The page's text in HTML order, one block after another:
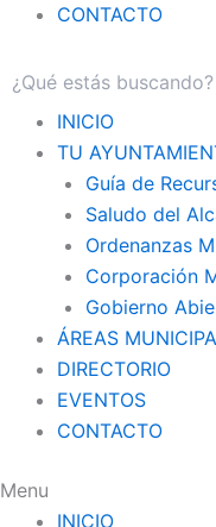
CONTACTO
INICIO
TU
Guía de
Saludo del
Ordenanzas
Corporación
Gobierno
ÁREAS
DIRECTORIO
EVENTOS
CONTACTO
Menu
INICIO